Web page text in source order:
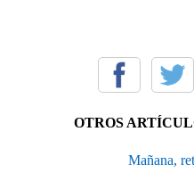
OTROS
Mañana,